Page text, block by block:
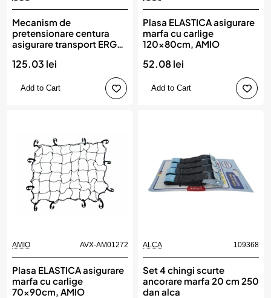
Mecanism de
pretensionare centura
asigurare transport ERGO,
AMIO
125.03 lei
Add to Cart
Plasa ELASTICA asigurare
marfa cu carlige
120x80cm, AMIO
52.08 lei
Add to Cart
AMIO AVX-AM01272
Plasa ELASTICA asigurare
marfa cu carlige
70x90cm, AMIO
ALCA 109368
Set 4 chingi scurte
ancorare marfa 20 cm 250
dan alca